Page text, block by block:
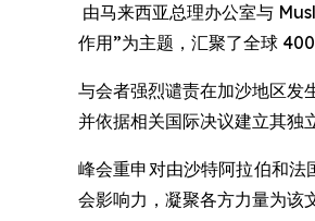
由马来西亚总理办公室与
作用”为主题，汇聚了全球 400
与会者强烈谴责在加沙地区发
并依据相关国际决议建立其独
峰会重申对由沙特阿拉伯和法
会影响力，凝聚各方力量为该